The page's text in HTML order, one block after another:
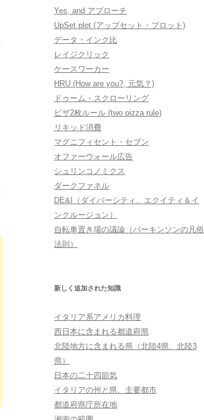
Yes, and アプローチ
UpSet plot (アップセット・プロット)
データ・インク比
レイジクリック
ケースワーカー
HRU (How are you?, 元気？)
ドゥーム・スクローリング
ピザ2枚ルール (two pizza rule)
リキッド消費
マグニフィセント・セブン
オファーウォール広告
シュリンコノミクス
ダークファネル
DE&I（ダイバーシティ、エクイティ＆イ
ンクルージョン）
自転車置き場の議論（パーキンソンの凡俗
法則）
新しく追加された知識
イタリア系アメリカ料理
西日本に含まれる都道府県
北陸地方に含まれる県（北陸4県、北陸3
県）
日本の二十四節気
イタリアの州と県、主要都市
都道府県庁所在地